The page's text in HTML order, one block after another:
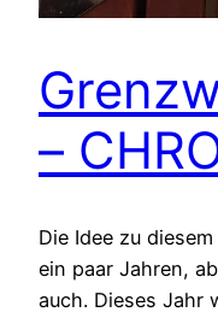
–
Die Idee zu
ein paar Jahren,
auch. Dieses Jahr